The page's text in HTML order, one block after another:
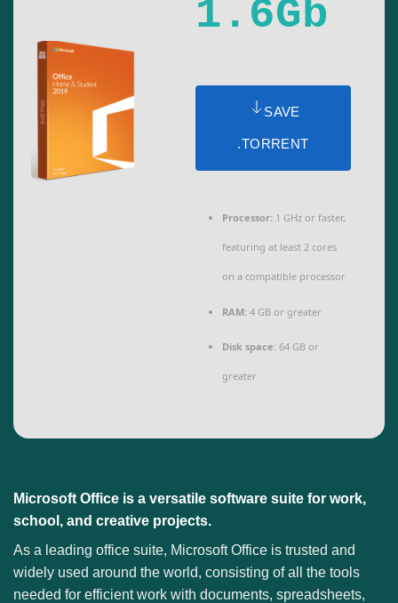
1.6Gb
SAVE
.TORRENT
Processor: 1 GHz or faster,
featuring at least 2 cores
on a compatible processor
RAM: 4 GB or greater
Disk space: 64 GB or
greater
Microsoft Office is a versatile software suite for work,
school, and creative projects.
As a leading office suite, Microsoft Office is trusted and
widely used around the world, consisting of all the tools
needed for efficient work with documents, spreadsheets,